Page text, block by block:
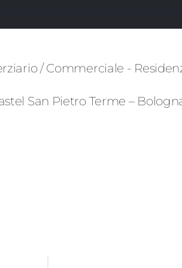
/ Commerciale -
San Pietro Terme –